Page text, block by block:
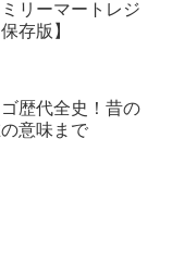
リーマートレジ
存版】
歴代全史！昔の
意味まで